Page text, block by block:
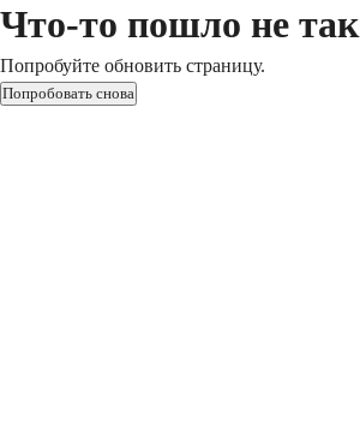
Что-то пошло не так
Попробуйте обновить страницу.
Попробовать снова